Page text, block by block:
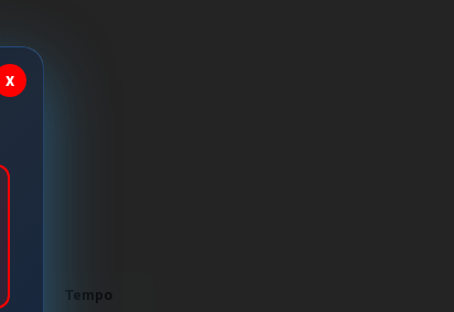
Tempo
x